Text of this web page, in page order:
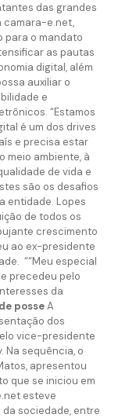
das grandes
camara-e.net,
para o mandato
as pautas
digital, além
auxiliar o
e
“Estamos
é um dos drives
e precisa estar
meio ambiente, à
de vida e
são os desafios
entidade. Lopes
de todos os
crescimento
ao ex-presidente
““Meu especial
precedeu pelo
da
posseA
dos
vice-presidente
Na sequência, o
apresentou
que se iniciou em
esteve
sociedade, entre